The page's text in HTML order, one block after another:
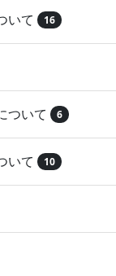
いて 16
ついて 6
いて 10